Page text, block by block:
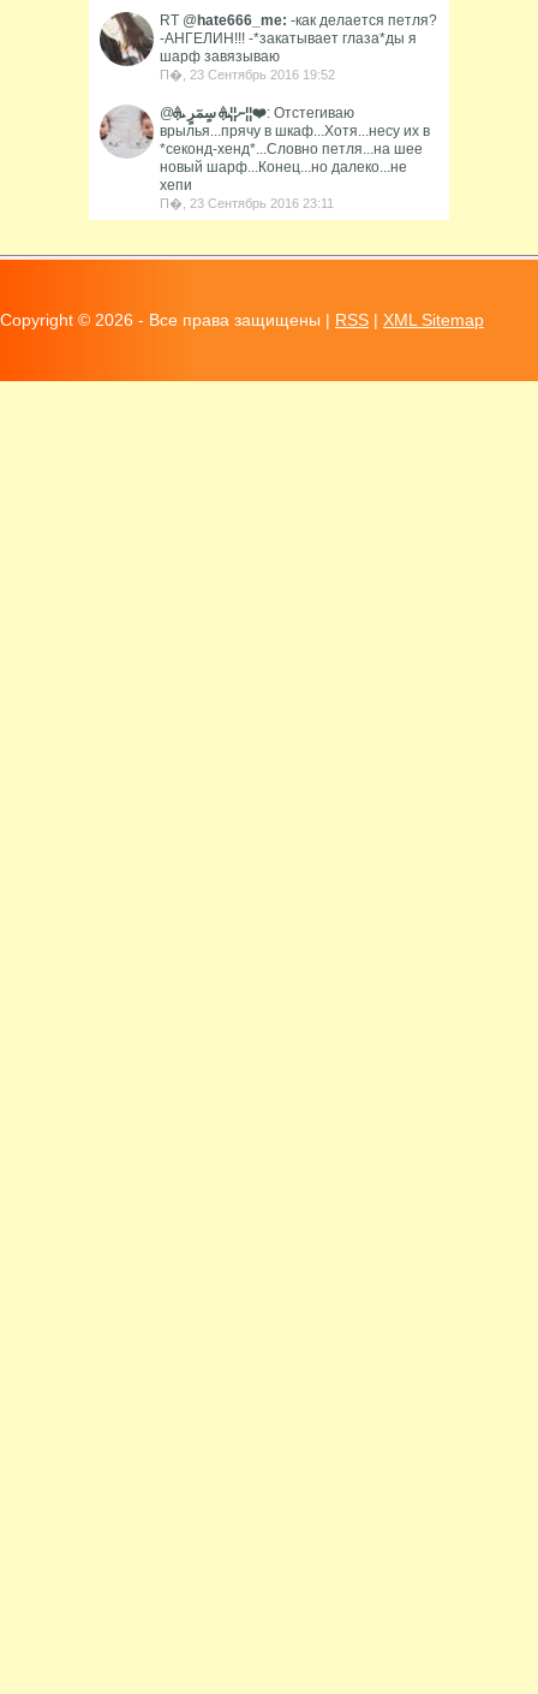
RT @ hate666_me: -как делается петля?
-АНГЕЛИН!!! -*закатывает глаза*ды я
шарф завязываю
П�, 23 Сентябрь 2016 19:52
@ ނ¦¦ܞ سٍمٓرٍ ܞ¦¦❤️: Отстегиваю
врылья...прячу в шкаф...Хотя...несу их в
*секонд-хенд*...Словно петля...на шее
новый шарф...Конец...но далеко...не
хепи
П�, 23 Сентябрь 2016 23:11
Copyright © 2026 - Все права защищены | RSS | XML Sitemap